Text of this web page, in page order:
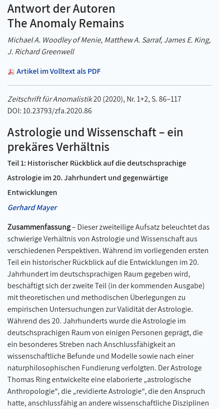
Antwort der Autoren
The Anomaly Remains
Michael A. Woodley of Menie, Matthew A. Sarraf, James E. King,
J. Richard Greenwell
Artikel im Volltext als PDF
Zeitschrift für Anomalistik20 (2020), Nr. 1+2, S. 86–117
DOI: 10.23793/zfa.2020.86
Astrologie und Wissenschaft – ein
prekäres Verhältnis
Teil 1: Historischer Rückblick auf die deutschsprachige
Astrologie im 20. Jahrhundert und gegenwärtige
Entwicklungen
Gerhard Mayer
Zusammenfassung– Dieser zweiteilige Aufsatz beleuchtet das
schwierige Verhältnis von Astrologie und Wissenschaft aus
verschiedenen Perspektiven. Während im vorliegenden ersten
Teil ein historischer Rückblick auf die Entwicklungen im 20.
Jahrhundert im deutschsprachigen Raum gegeben wird,
beschäftigt sich der zweite Teil (in der kommenden Ausgabe)
mit theoretischen und methodischen Überlegungen zu
empirischen Untersuchungen zur Validität der Astrologie.
Während des 20. Jahrhunderts wurde die Astrologie im
deutschsprachigen Raum von einigen Personen geprägt, die
ein besonderes Streben nach Anschlussfähigkeit an
wissenschaftliche Befunde und Modelle sowie nach einer
naturphilosophischen Fundierung verfolgten. Der Astrologe
Thomas Ring entwickelte eine elaborierte „astrologische
Anthropologie“, die „revidierte Astrologie“, die den Anspruch
hatte, anschlussfähig an andere wissenschaftliche Disziplinen